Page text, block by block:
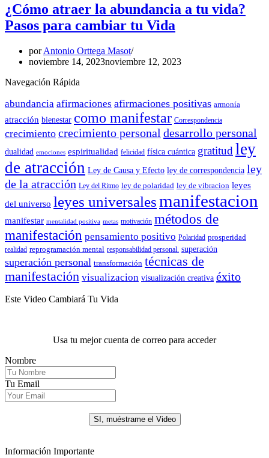
¿Cómo atraer la abundancia a tu vida?
Pasos para cambiar tu Vida
porAntonio Orttega Masot
noviembre 14, 2023noviembre 12, 2023
Navegación Rápida
abundancia afirmaciones afirmaciones positivas armonía
atracción bienestar como manifestar Correspondencia
crecimiento crecimiento personal desarrollo personal
dualidad emociones espiritualidad felicidad física cuántica gratitud ley
de atracción Ley de Causa y Efecto ley de correspondencia ley
de la atracción Ley del Ritmo ley de polaridad ley de vibracion leyes
del universo leyes universalesmanifestacion
manifestar mentalidad positiva metas motivación métodos de
manifestación pensamiento positivo Polaridad prosperidad
realidad reprogramación mental responsabilidad personal. superación
superación personal transformación técnicas de
manifestación visualizacion visualización creativa éxito
Este Video Cambiará Tu Vida
Usa tu mejor cuenta de correo para acceder
Nombre
Tu Email
SI, muéstrame el Video
Información Importante